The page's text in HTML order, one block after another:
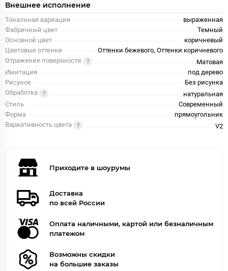
Внешнее исполнение
Тональная вариация
выраженная
Фабричный цвет
Темный
Основной цвет
коричневый
Цветовые оттенки
Оттенки бежевого, Оттенки коричневого
Отражение поверхности
Матовая
Имитация
под дерево
Рисунок
Без рисунка
Обработка
натуральная
Стиль
Современный
Форма
прямоугольник
Вариативность цвета
V2
Приходите в шоурумы
Доставка
по всей России
Оплата наличными, картой или безналичным
платежом
Возможны скидки
на большие заказы